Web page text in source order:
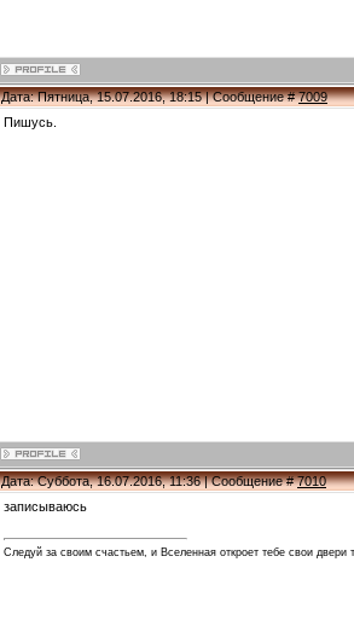
Дата: Пятница, 15.07.2016, 18:15 | Сообщение #7009
Пишусь.
Дата: Суббота, 16.07.2016, 11:36 | Сообщение #7010
записываюсь
Следуй за своим счастьем, и Вселенная откроет тебе свои